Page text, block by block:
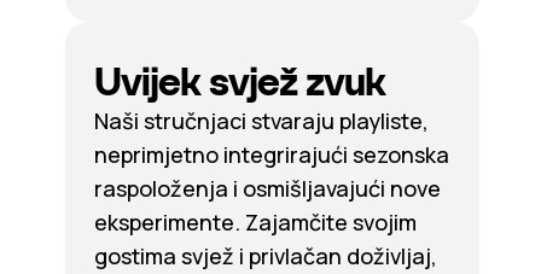
Uvijek svjež zvuk
Naši stručnjaci stvaraju playliste,
neprimjetno integrirajući sezonska
raspoloženja i osmišljavajući nove
eksperimente. Zajamčite svojim
gostima svjež i privlačan doživljaj,